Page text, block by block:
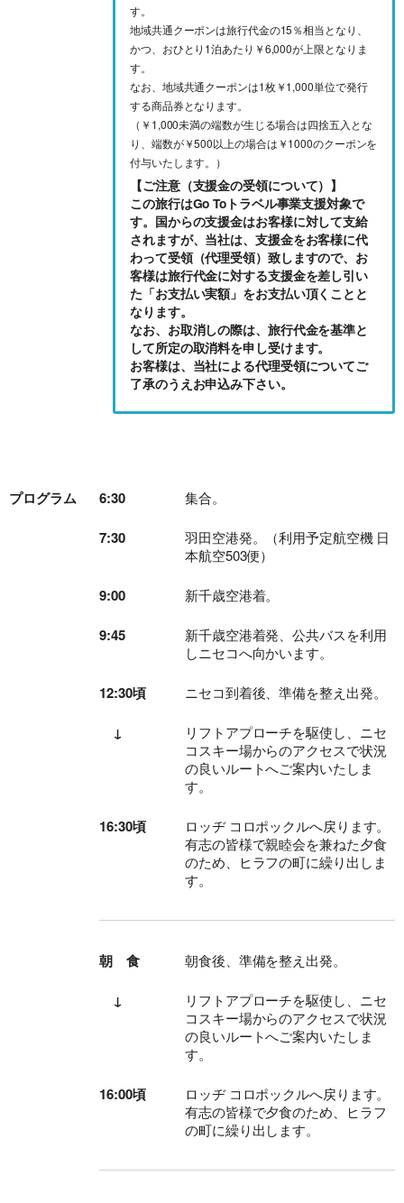
す。
地域共通クーポンは旅行代金の15％相当となり、
かつ、おひとり1泊あたり￥6,000が上限となりま
す。
なお、地域共通クーポンは1枚￥1,000単位で発行
する商品券となります。
（￥1,000未満の端数が生じる場合は四捨五入とな
り、端数が￥500以上の場合は￥1000のクーポンを
付与いたします。）
【ご注意（支援金の受領について）】
この旅行はGo Toトラベル事業支援対象で
す。国からの支援金はお客様に対して支給
されますが、当社は、支援金をお客様に代
わって受領（代理受領）致しますので、お
客様は旅行代金に対する支援金を差し引い
た「お支払い実額」をお支払い頂くことと
なります。
なお、お取消しの際は、旅行代金を基準と
して所定の取消料を申し受けます。
お客様は、当社による代理受領についてご
了承のうえお申込み下さい。
プログラム 6:30 集合。
7:30
羽田空港発。（利用予定航空機 日
本航空503便）
9:00 新千歳空港着。
9:45
新千歳空港着発、公共バスを利用
しニセコへ向かいます。
12:30頃 ニセコ到着後、準備を整え出発。
↓
リフトアプローチを駆使し、ニセ
コスキー場からのアクセスで状況
の良いルートへご案内いたしま
す。
16:30頃
ロッヂ コロポックルへ戻ります。
有志の皆様で親睦会を兼ねた夕食
のため、ヒラフの町に繰り出しま
す。
朝 食 朝食後、準備を整え出発。
↓
リフトアプローチを駆使し、ニセ
コスキー場からのアクセスで状況
の良いルートへご案内いたしま
す。
16:00頃
ロッヂ コロポックルへ戻ります。
有志の皆様で夕食のため、ヒラフ
の町に繰り出します。